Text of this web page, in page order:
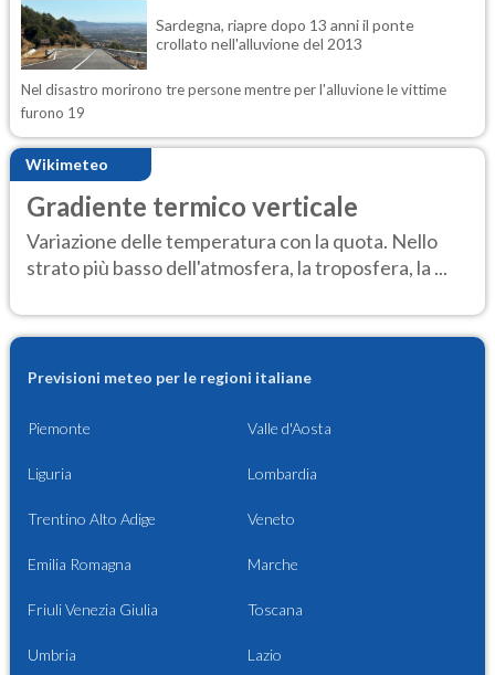
Sardegna, riapre dopo 13 anni il ponte
crollato nell'alluvione del 2013
Nel disastro morirono tre persone mentre per l'alluvione le vittime
furono 19
Wikimeteo
Gradiente termico verticale
Variazione delle temperatura con la quota. Nello
strato più basso dell'atmosfera, la troposfera, la ...
Previsioni meteo per le regioni italiane
Piemonte Valle d'Aosta
Liguria Lombardia
Trentino Alto Adige Veneto
Emilia Romagna Marche
Friuli Venezia Giulia Toscana
Umbria Lazio